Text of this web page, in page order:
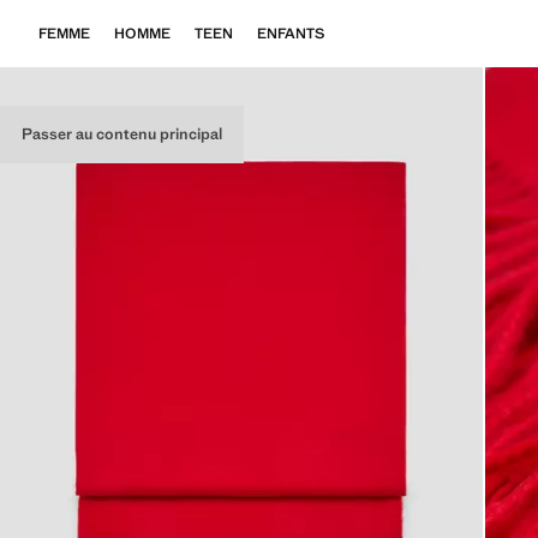
Passer au contenu principal
FEMME HOMME TEEN ENFANTS